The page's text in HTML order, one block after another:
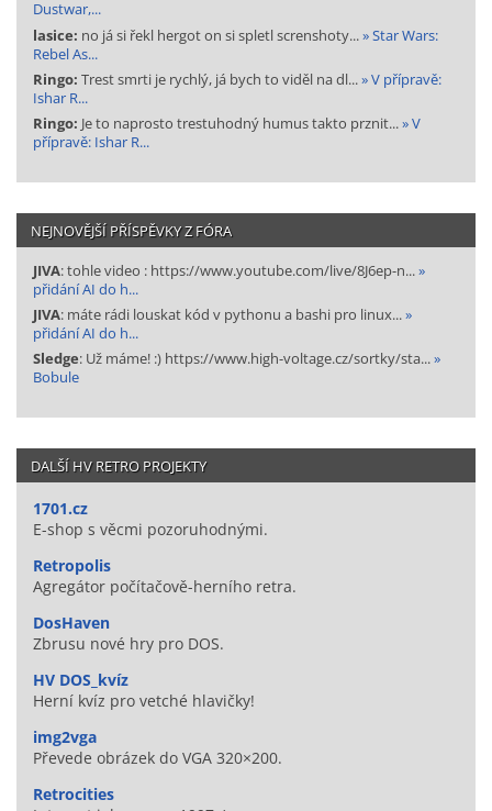
Dustwar,...
lasice: no já si řekl hergot on si spletl screnshoty...» Star Wars:
Rebel As...
Ringo: Trest smrti je rychlý, já bych to viděl na dl...» V přípravě:
Ishar R...
Ringo: Je to naprosto trestuhodný humus takto prznit...» V
přípravě: Ishar R...
NEJNOVĚJŠÍ PŘÍSPĚVKY Z FÓRA
JIVA: tohle video : https://www.youtube.com/live/8J6ep-n...»
přidání AI do h...
JIVA: máte rádi louskat kód v pythonu a bashi pro linux...»
přidání AI do h...
Sledge: Už máme! :) https://www.high-voltage.cz/sortky/sta...»
Bobule
DALŠÍ HV RETRO PROJEKTY
1701.cz
E-shop s věcmi pozoruhodnými.
Retropolis
Agregátor počítačově-herního retra.
DosHaven
Zbrusu nové hry pro DOS.
HV DOS_kvíz
Herní kvíz pro vetché hlavičky!
img2vga
Převede obrázek do VGA 320×200.
Retrocities